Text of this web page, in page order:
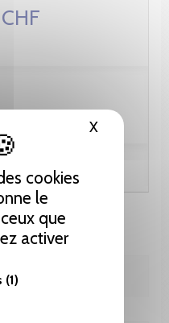
cookies
le
que
activer
(1)
XMasquer